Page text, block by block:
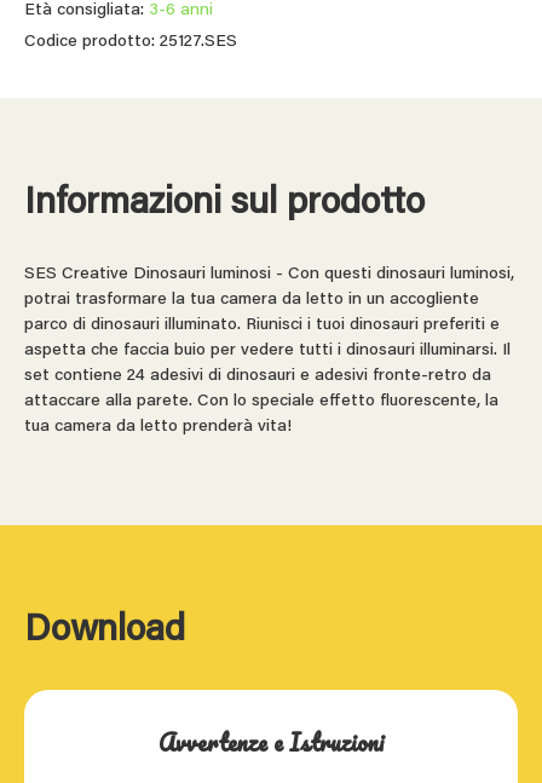
Età consigliata: 3-6 anni
Codice prodotto: 25127.SES
Informazioni sul prodotto
SES Creative Dinosauri luminosi - Con questi dinosauri luminosi,
potrai trasformare la tua camera da letto in un accogliente
parco di dinosauri illuminato. Riunisci i tuoi dinosauri preferiti e
aspetta che faccia buio per vedere tutti i dinosauri illuminarsi. Il
set contiene 24 adesivi di dinosauri e adesivi fronte-retro da
attaccare alla parete. Con lo speciale effetto fluorescente, la
tua camera da letto prenderà vita!
Download
Avvertenze e Istruzioni